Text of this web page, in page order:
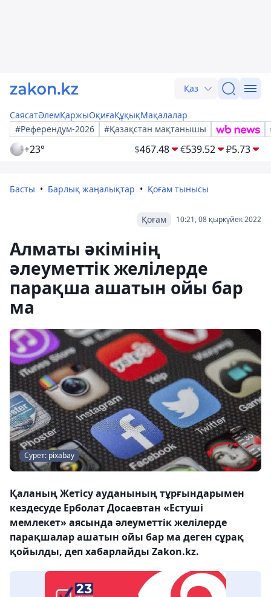
Қаз
СаясатӘлемҚаржыОқиғаҚұқықМақалалар
#Референдум-2026
#Қазақстан мақтанышы
+23° $467.48 €539.52 ₽5.73
Басты Барлық жаңалықтар Қоғам тынысы
10:21, 08 қыркүйек 2022
Қоғам
Алматы әкімінің
әлеуметтік желілерде
парақша ашатын ойы бар
ма
Сурет: pixabay
Қаланың Жетісу ауданының тұрғындарымен
кездесуде Ерболат Досаевтан «Естуші
мемлекет» аясында әлеуметтік желілерде
парақшалар ашатын ойы бар ма деген сұрақ
қойылды, деп хабарлайды Zakon.kz.